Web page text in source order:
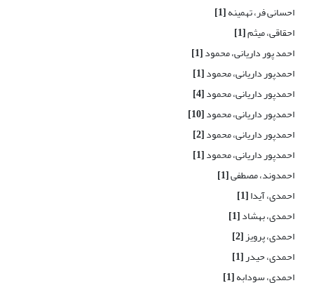
احسانی فر، تهمینه[1]
احقاقی، میثم[1]
احمد پور داریانی، محمود[1]
احمدپور داریانی، محمود[1]
احمدپور داریانی، محمود[4]
احمدپور داریانی، محمود[10]
احمدپور داریانی، محمود[2]
احمدپور داریانی، محمود[1]
احمدوند، مصطفی[1]
احمدی، آیدا[1]
احمدی، بهشاد[1]
احمدی، پرویز[2]
احمدی، حیدر[1]
احمدی، سودابه[1]